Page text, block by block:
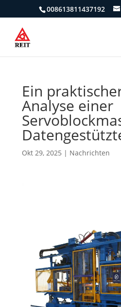
008613811437192
Ein
Analyse einer
Okt 29, 2025 | Nachrichten